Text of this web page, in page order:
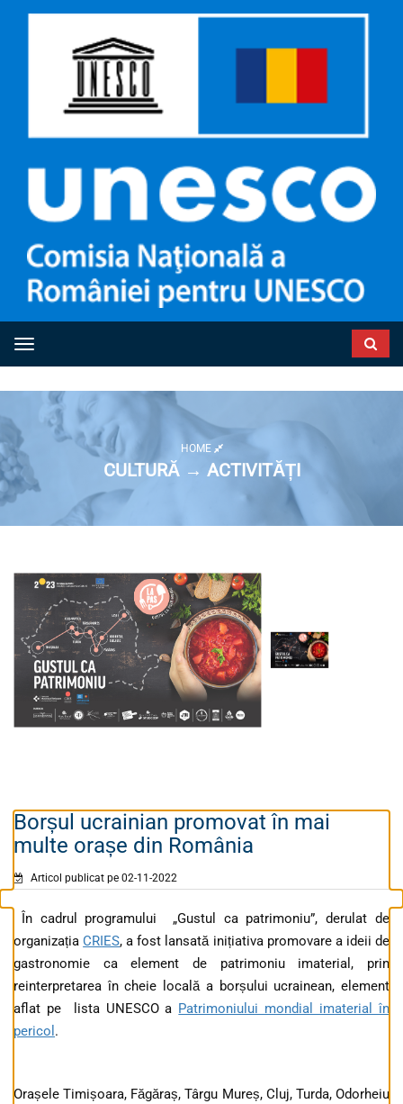
Toggle navigation
HOME
CULTURĂ → ACTIVITĂȚI
Borșul ucrainian promovat în mai
multe orașe din România
Articol publicat pe 02-11-2022
În cadrul programului „Gustul ca patrimoniu”, derulat de
organizațiaCRIES, a fost lansată inițiativa promovare a ideii de
gastronomie ca element de patrimoniu imaterial, prin
reinterpretarea în cheie locală a borșului ucrainean, element
aflat pe lista UNESCO a Patrimoniului mondial imaterial în
pericol .
Orașele Timișoara, Făgăraș, Târgu Mureș, Cluj, Turda, Odorheiu